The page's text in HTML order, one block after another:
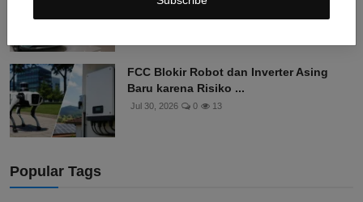
Jul 30, 2026 0 13
FCC Blokir Robot dan Inverter Asing
Baru karena Risiko ...
Jul 30, 2026 0 13
Popular Tags